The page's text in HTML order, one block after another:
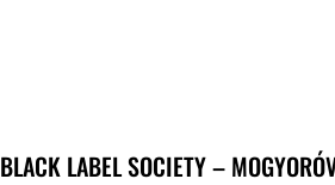
BLACK LABEL SOCIETY –